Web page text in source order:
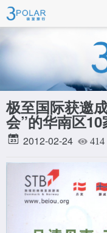
极至国际获邀
会”的华南区
2012-02-24 414
联系我们